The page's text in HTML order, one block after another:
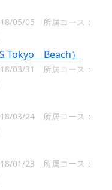
05/05 所属コース：
Tokyo Beach）
03/31 所属コース：
03/24 所属コース：
01/23 所属コース：